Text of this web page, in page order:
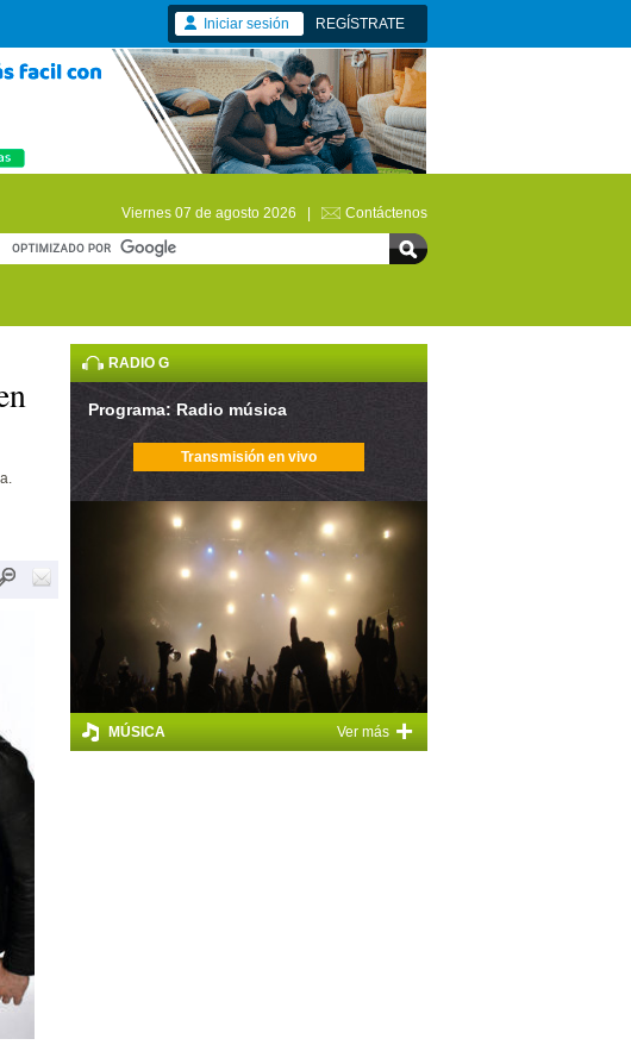
Iniciar sesión REGÍSTRATE
Viernes 07 de agosto 2026 | Contáctenos
RADIO G
Programa: Radio música
Transmisión en vivo
Ver más +
MÚSICA